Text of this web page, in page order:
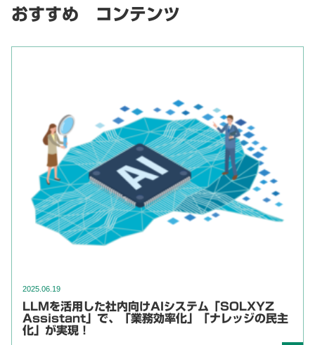
おすすめ コンテンツ
2025.06.19
LLMを活用した社内向けAIシステム「SOLXYZ
Assistant」で、「業務効率化」「ナレッジの民主
化」が実現！